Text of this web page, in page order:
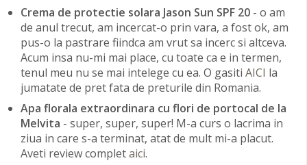
Crema de protectie solara Jason Sun SPF 20 - o am
de anul trecut, am incercat-o prin vara, a fost ok, am
pus-o la pastrare fiindca am vrut sa incerc si altceva.
Acum insa nu-mi mai place, cu toate ca e in termen,
tenul meu nu se mai intelege cu ea. O gasiti AICI la
jumatate de pret fata de preturile din Romania.
Apa florala extraordinara cu flori de portocal de la
Melvita - super, super, super! M-a curs o lacrima in
ziua in care s-a terminat, atat de mult mi-a placut.
Aveti review completaici.